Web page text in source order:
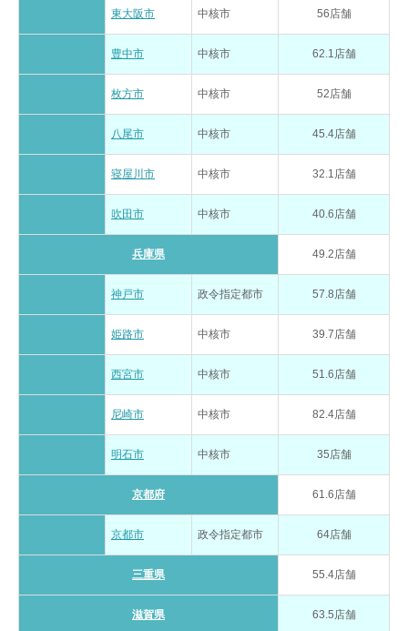
東大阪市 中核市 56店舗
豊中市 中核市 62.1店舗
枚方市 中核市 52店舗
八尾市 中核市 45.4店舗
寝屋川市 中核市 32.1店舗
吹田市 中核市 40.6店舗
兵庫県 49.2店舗
神戸市 政令指定都市 57.8店舗
姫路市 中核市 39.7店舗
西宮市 中核市 51.6店舗
尼崎市 中核市 82.4店舗
明石市 中核市 35店舗
京都府 61.6店舗
京都市 政令指定都市 64店舗
三重県 55.4店舗
滋賀県 63.5店舗